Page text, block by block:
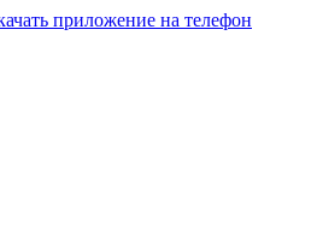
приложение на телефон